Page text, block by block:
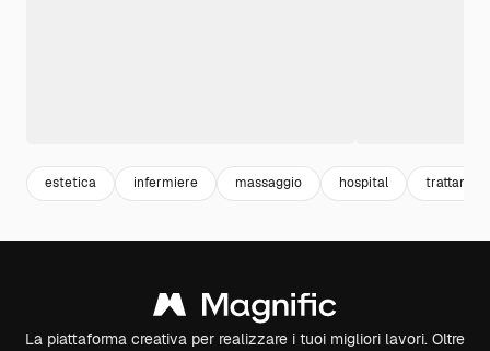
estetica infermiere massaggio hospital
La piattaforma creativa per realizzare i tuoi migliori lavori. Oltre